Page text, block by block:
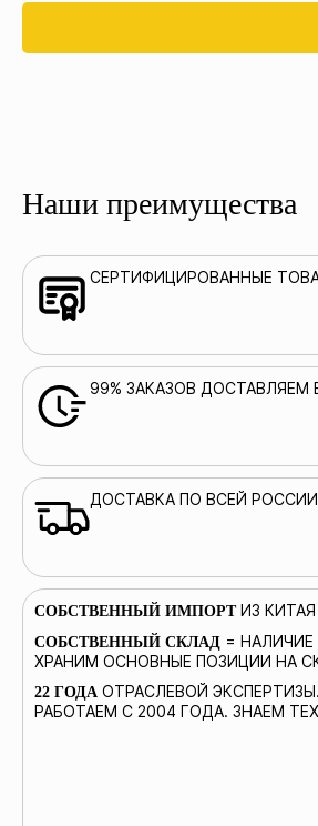
Наши преимущества
СЕРТИФИЦИРОВАННЫЕ
99% ЗАКАЗОВ ДОСТАВЛЯЕМ
ДОСТАВКА ПО ВСЕЙ РОССИИ
СОБСТВЕННЫЙ ИМПОРТИЗ
СОБСТВЕННЫЙ СКЛАД =
ХРАНИМ ОСНОВНЫЕ ПОЗИЦИИ НА
22 ГОДА ОТРАСЛЕВОЙ ЭКСПЕРТИЗЫ.
РАБОТАЕМ С 2004 ГОДА. ЗНАЕМ